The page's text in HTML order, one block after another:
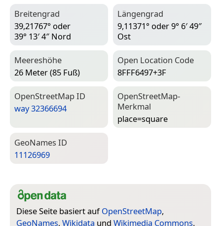
Breitengrad
39,21767° oder
39° 13′ 4″ Nord
Längengrad
9,11371° oder 9° 6′ 49″
Ost
Meereshöhe
26 Meter (85 Fuß)
Open Location Code
8FFF6497+3F
Open­Street­Map ID
way 32366694
Open­Street­Map-
Merkmal
place=­square
Geo­Names ID
11126969
Diese Seite basiert aufOpenStreetMap,
GeoNames, Wikidata und Wikimedia Commons.